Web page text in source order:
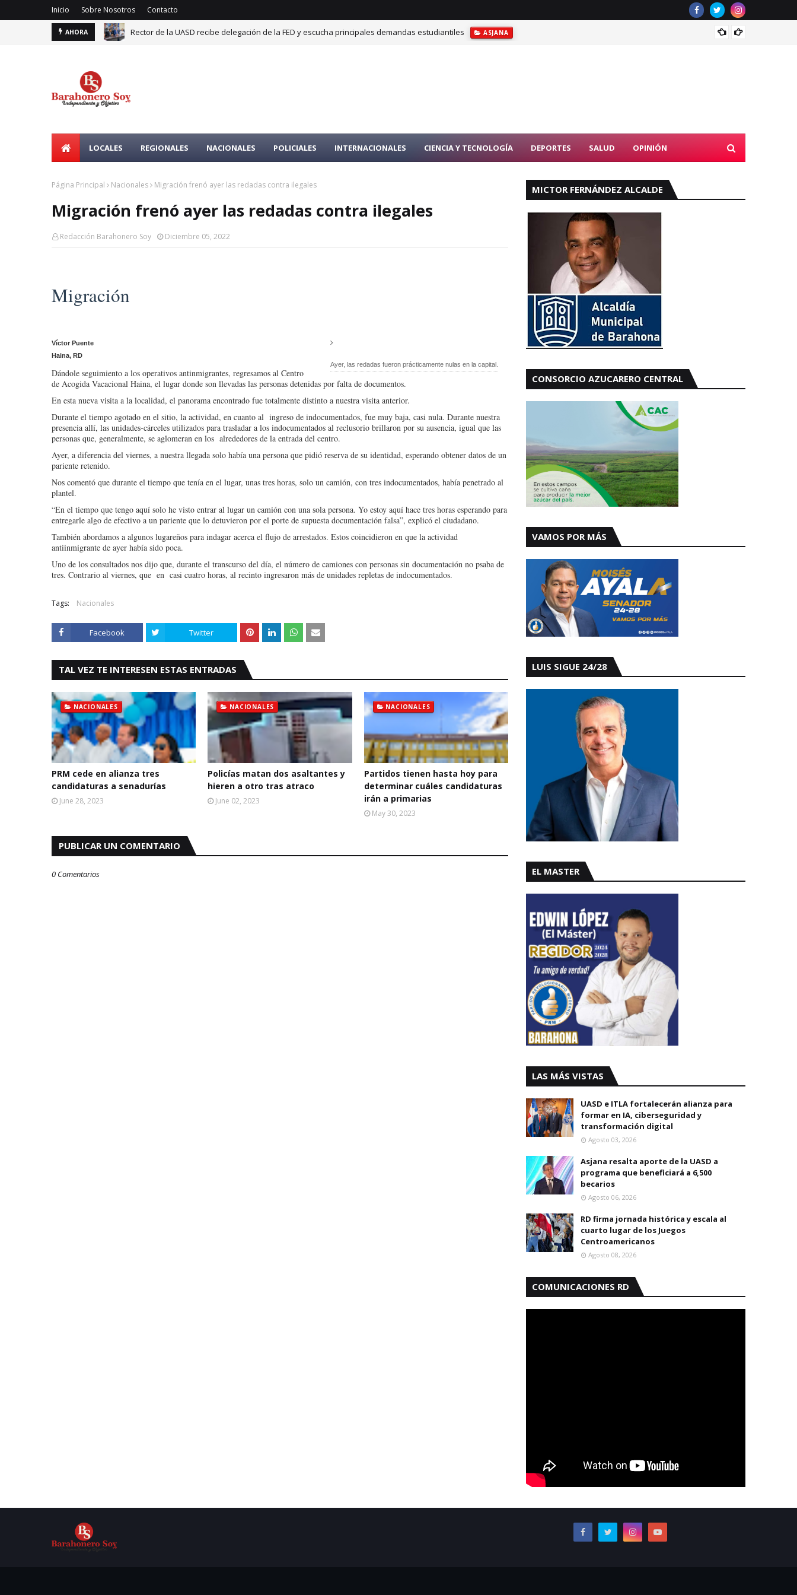
Inicio Sobre Nosotros Contacto
AHORA Rector de la UASD recibe delegación de la FED y escucha principales demandas estudiantiles ASJANA
LOCALES REGIONALES NACIONALES POLICIALES INTERNACIONALES CIENCIA Y TECNOLOGÍA DEPORTES SALUD OPINIÓN
Página Principal Nacionales Migración frenó ayer las redadas contra ilegales
Migración frenó ayer las redadas contra ilegales
Redacción Barahonero Soy Diciembre 05, 2022
Migración
Ayer, las redadas fueron prácticamente nulas en la capital.
Víctor Puente
Haina, RD
Dándole seguimiento a los operativos antinmigrantes, regresamos al Centro
de Acogida Vacacional Haina, el lugar donde son llevadas las personas detenidas por falta de documentos.
En esta nueva visita a la localidad, el panorama encontrado fue totalmente distinto a nuestra visita anterior.
Durante el tiempo agotado en el sitio, la actividad, en cuanto al ingreso de indocumentados, fue muy baja, casi nula. Durante nuestra
presencia allí, las unidades-cárceles utilizados para trasladar a los indocumentados al reclusorio brillaron por su ausencia, igual que las
personas que, generalmente, se aglomeran en los alrededores de la entrada del centro.
Ayer, a diferencia del viernes, a nuestra llegada solo había una persona que pidió reserva de su identidad, esperando obtener datos de un
pariente retenido.
Nos comentó que durante el tiempo que tenía en el lugar, unas tres horas, solo un camión, con tres indocumentados, había penetrado al
plantel.
“En el tiempo que tengo aquí solo he visto entrar al lugar un camión con una sola persona. Yo estoy aquí hace tres horas esperando para
entregarle algo de efectivo a un pariente que lo detuvieron por el porte de supuesta documentación falsa”, explicó el ciudadano.
También abordamos a algunos lugareños para indagar acerca el flujo de arrestados. Estos coincidieron en que la actividad
antiinmigrante de ayer había sido poca.
Uno de los consultados nos dijo que, durante el transcurso del día, el número de camiones con personas sin documentación no psaba de
tres. Contrario al viernes, que en casi cuatro horas, al recinto ingresaron más de unidades repletas de indocumentados.
Tags: Nacionales
Facebook Twitter
TAL VEZ TE INTERESEN ESTAS ENTRADAS
NACIONALES
PRM cede en alianza tres
candidaturas a senadurías
June 28, 2023
NACIONALES
Policías matan dos asaltantes y
hieren a otro tras atraco
June 02, 2023
NACIONALES
Partidos tienen hasta hoy para
determinar cuáles candidaturas
irán a primarias
May 30, 2023
PUBLICAR UN COMENTARIO
0 Comentarios
MICTOR FERNÁNDEZ ALCALDE
CONSORCIO AZUCARERO CENTRAL
VAMOS POR MÁS
LUIS SIGUE 24/28
EL MASTER
LAS MÁS VISTAS
UASD e ITLA fortalecerán alianza para
formar en IA, ciberseguridad y
transformación digital
Agosto 03, 2026
Asjana resalta aporte de la UASD a
programa que beneficiará a 6,500
becarios
Agosto 06, 2026
RD firma jornada histórica y escala al
cuarto lugar de los Juegos
Centroamericanos
Agosto 08, 2026
COMUNICACIONES RD